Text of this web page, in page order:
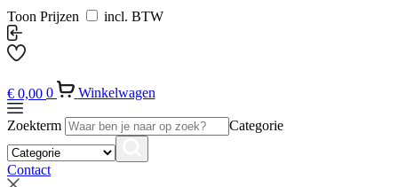
Toon Prijzen incl. BTW
€ 0,00 0 Winkelwagen
Zoekterm Categorie
Contact